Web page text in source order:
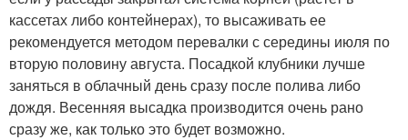
кассетах либо контейнерах), то высаживать ее
рекомендуется методом перевалки с середины июля по
вторую половину августа. Посадкой клубники лучше
заняться в облачный день сразу после полива либо
дождя. Весенняя высадка производится очень рано
сразу же, как только это будет возможно.